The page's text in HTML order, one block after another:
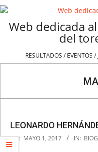
Skip
to
content
Web dedicada
del
RESULTADOS / EVENTOS
LEONARDO
2017-
05-
ON: MAYO 1, 2017 IN: